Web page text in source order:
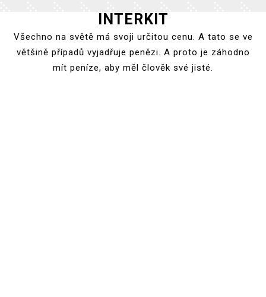
content
INTERKIT
Všechno na světě má svoji určitou cenu. A tato se ve
většině případů vyjadřuje penězi. A proto je záhodno
mít peníze, aby měl člověk své jisté.